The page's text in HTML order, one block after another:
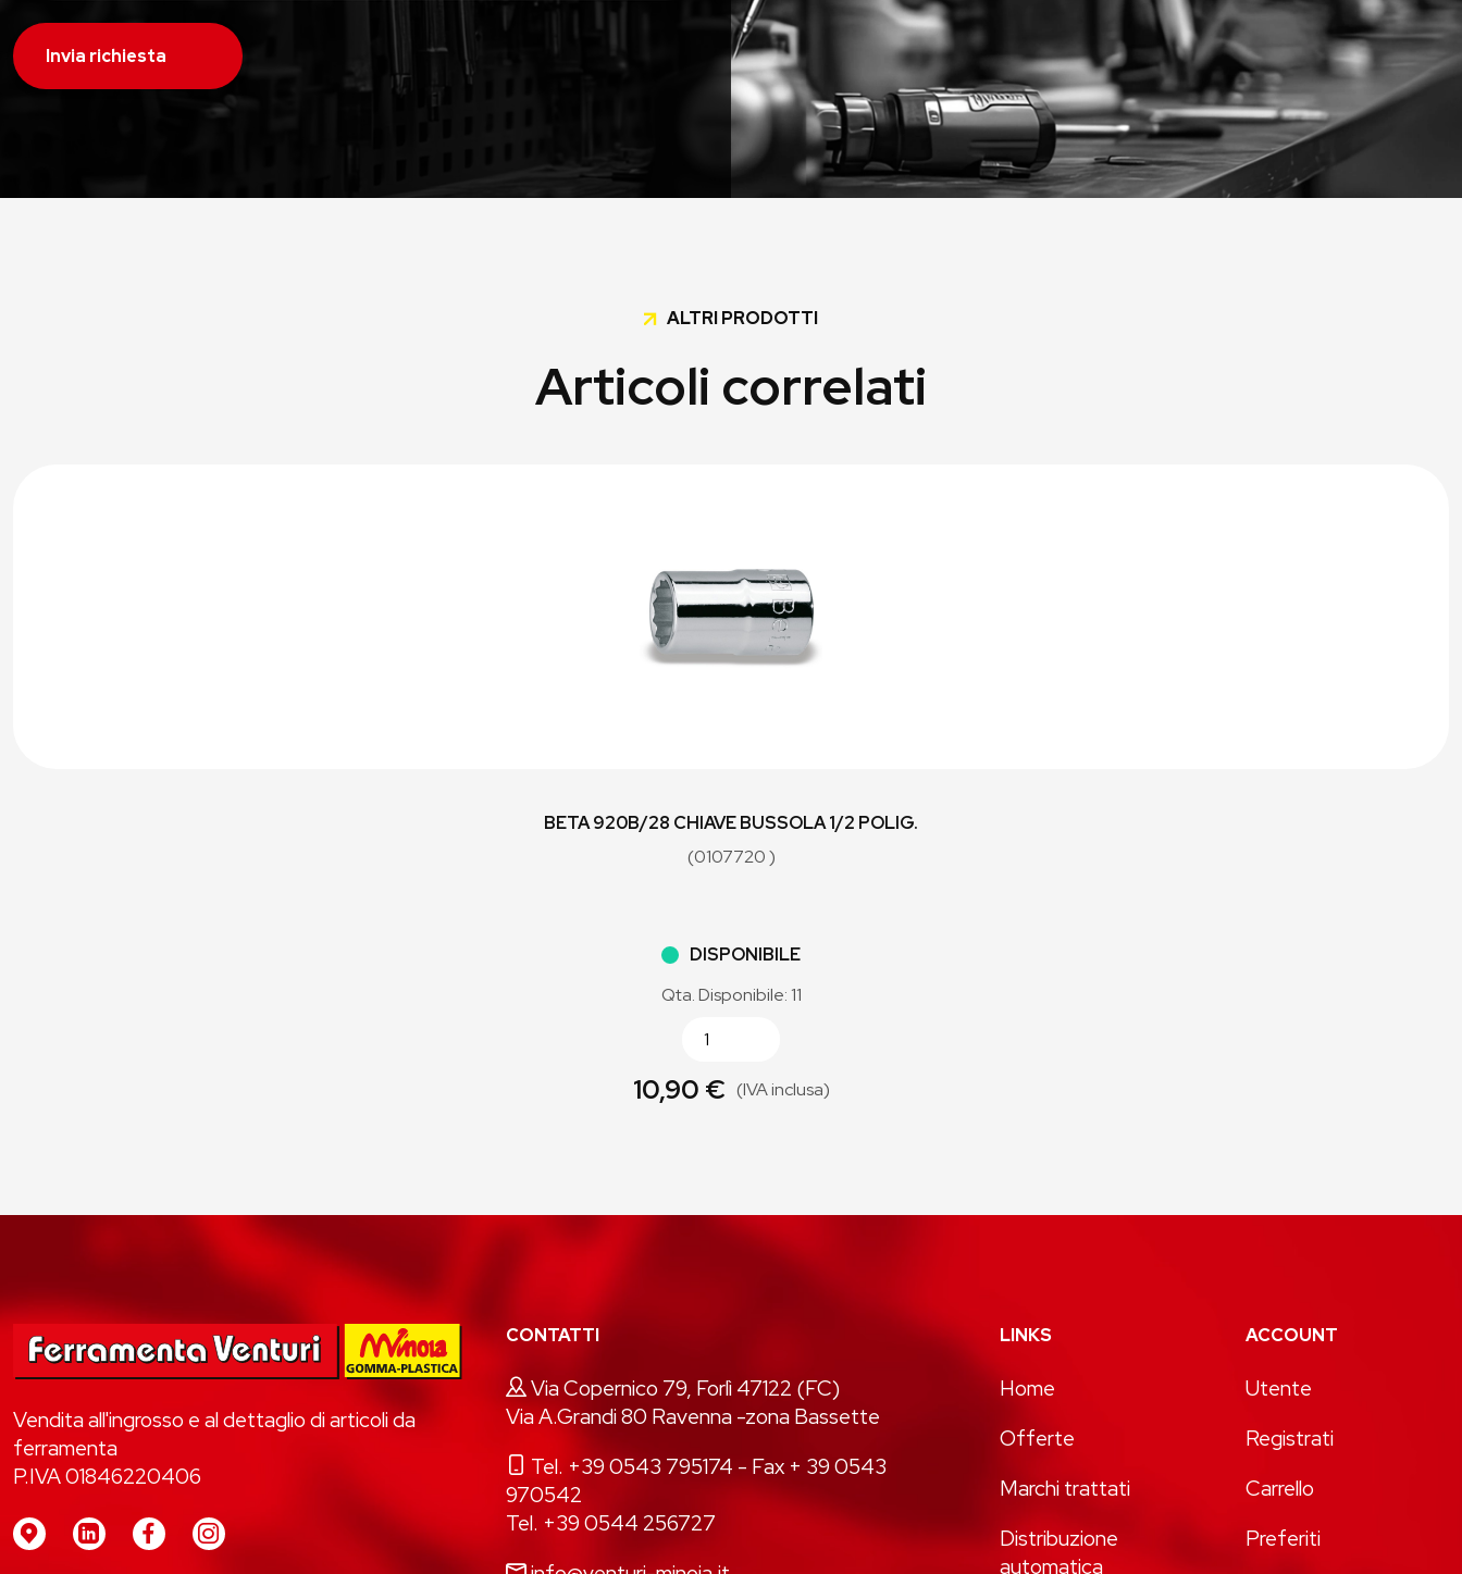
Invia richiesta
ALTRI PRODOTTI
Articoli correlati
BETA 920B/28 CHIAVE BUSSOLA 1/2 POLIG.
(0107720 )
DISPONIBILE
Qta. Disponibile: 11
10,90 € (IVA inclusa)
Vendita all'ingrosso e al dettaglio di articoli da
ferramenta
P.IVA 01846220406
CONTATTI
Via Copernico 79, Forlì 47122 (FC)
Via A.Grandi 80 Ravenna -zona Bassette
Tel. +39 0543 795174 - Fax + 39 0543
970542
Tel. +39 0544 256727
LINKS
Home
Offerte
Marchi trattati
Distribuzione
automatica
ACCOUNT
Utente
Registrati
Carrello
Preferiti